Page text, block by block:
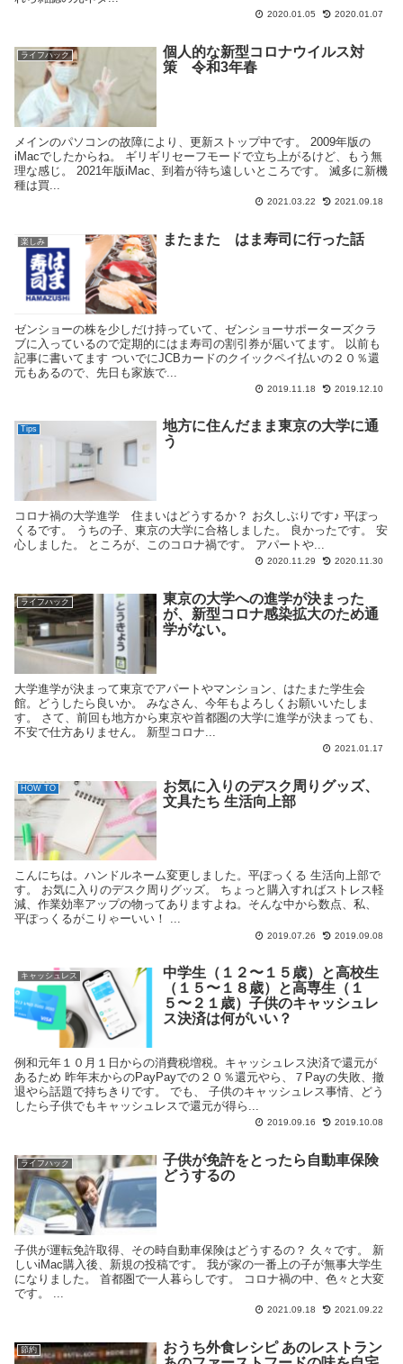
2020.01.05 2020.01.07
ライフハック
個人的な新型コロナウイルス対
策 令和3年春
メインのパソコンの故障により、更新ストップ中です。 2009年版の
iMacでしたからね。 ギリギリセーフモードで立ち上がるけど、もう無
理な感じ。 2021年版iMac、到着が待ち遠しいところです。 滅多に新機
種は買...
2021.03.22 2021.09.18
楽しみ またまた はま寿司に行った話
ゼンショーの株を少しだけ持っていて、ゼンショーサポーターズクラ
ブに入っているので定期的にはま寿司の割引券が届いてます。 以前も
記事に書いてます ついでにJCBカードのクイックペイ払いの２０％還
元もあるので、先日も家族で...
2019.11.18 2019.12.10
Tips
地方に住んだまま東京の大学に通
う
コロナ禍の大学進学 住まいはどうするか？ お久しぶりです♪ 平ぽっ
くるです。 うちの子、東京の大学に合格しました。 良かったです。 安
心しました。 ところが、このコロナ禍です。 アパートや...
2020.11.29 2020.11.30
ライフハック
東京の大学への進学が決まった
が、新型コロナ感染拡大のため通
学がない。
大学進学が決まって東京でアパートやマンション、はたまた学生会
館。どうしたら良いか。 みなさん、今年もよろしくお願いいたしま
す。 さて、前回も地方から東京や首都圏の大学に進学が決まっても、
不安で仕方ありません。 新型コロナ...
2021.01.17
HOW TO
お気に入りのデスク周りグッズ、
文具たち 生活向上部
こんにちは。ハンドルネーム変更しました。平ぽっくる 生活向上部で
す。 お気に入りのデスク周りグッズ。 ちょっと購入すればストレス軽
減、作業効率アップの物ってありますよね。そんな中から数点、私、
平ぽっくるがこりゃーいい！ ...
2019.07.26 2019.09.08
キャッシュレス
中学生（１２〜１５歳）と高校生
（１５〜１８歳）と高専生（１
５〜２１歳）子供のキャッシュレ
ス決済は何がいい？
例和元年１０月１日からの消費税増税。キャッシュレス決済で還元が
あるため 昨年末からのPayPayでの２０％還元やら、７Payの失敗、撤
退やら話題で持ちきりです。 でも、 子供のキャッシュレス事情、どう
したら子供でもキャッシュレスで還元が得ら...
2019.09.16 2019.10.08
ライフハック
子供が免許をとったら自動車保険
どうするの
子供が運転免許取得、その時自動車保険はどうするの？ 久々です。 新
しいiMac購入後、新規の投稿です。 我が家の一番上の子が無事大学生
になりました。 首都圏で一人暮らしです。 コロナ禍の中、色々と大変
です。 ...
2021.09.18 2021.09.22
節約
おうち外食レシピ あのレストラン